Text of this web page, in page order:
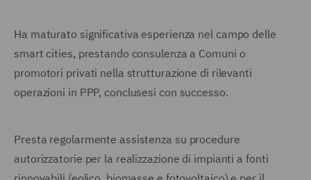
Ha maturato significativa esperienza nel campo delle
smart cities, prestando consulenza a Comuni o
promotori privati nella strutturazione di rilevanti
operazioni in PPP, conclusesi con successo.
Presta regolarmente assistenza su procedure
autorizzatorie per la realizzazione di impianti a fonti